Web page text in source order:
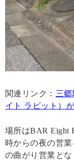
関連リンク： 三
イト ラビット）
場所はBAR Eight
時からの夜の営
の曲がり営業とな